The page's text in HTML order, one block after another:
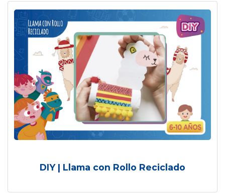
DIY | Llama con Rollo Reciclado